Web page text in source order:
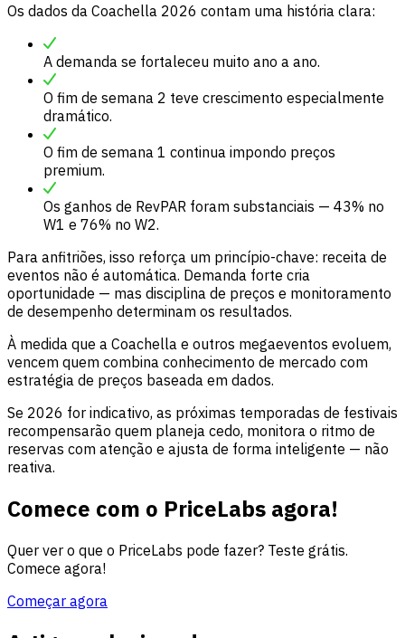
Os dados da Coachella 2026 contam uma história clara:
A demanda se fortaleceu muito ano a ano.
O fim de semana 2 teve crescimento especialmente
dramático.
O fim de semana 1 continua impondo preços
premium.
Os ganhos de RevPAR foram substanciais — 43% no
W1 e 76% no W2.
Para anfitriões, isso reforça um princípio-chave: receita de
eventos não é automática. Demanda forte cria
oportunidade — mas disciplina de preços e monitoramento
de desempenho determinam os resultados.
À medida que a Coachella e outros megaeventos evoluem,
vencem quem combina conhecimento de mercado com
estratégia de preços baseada em dados.
Se 2026 for indicativo, as próximas temporadas de festivais
recompensarão quem planeja cedo, monitora o ritmo de
reservas com atenção e ajusta de forma inteligente — não
reativa.
Comece com o PriceLabs agora!
Quer ver o que o PriceLabs pode fazer? Teste grátis.
Comece agora!
Começar agora